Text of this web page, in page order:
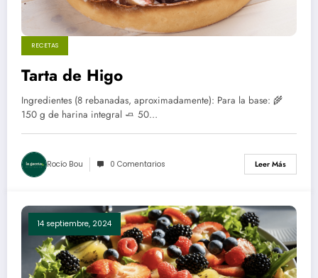
RECETAS
Tarta de Higo
Ingredientes (8 rebanadas, aproximadamente): Para la base: 🌾
150 g de harina integral 🧈 50…
Rocío Bou 0 Comentarios Leer Más
14 septiembre, 2024